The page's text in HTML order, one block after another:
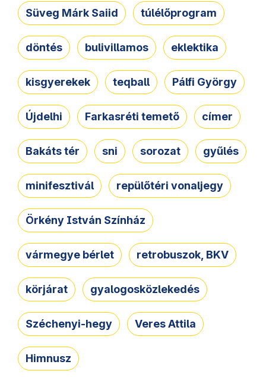
Süveg Márk Saiid túlélőprogram
döntés bulivillamos eklektika
kisgyerekek teqball Pálfi György
Újdelhi Farkasréti temető címer
Bakáts tér sni sorozat gyűlés
minifesztivál repülőtéri vonaljegy
Örkény István Színház
vármegye bérlet retrobuszok, BKV
körjárat gyalogosközlekedés
Széchenyi-hegy Veres Attila
Himnusz